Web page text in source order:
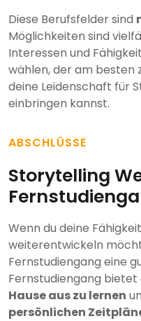
Diese Berufsfelder sind
Möglichkeiten sind
Interessen und
wählen, der am besten
deine Leidenschaft für
einbringen kannst.
ABSCHLÜSSE
Storytelling
Wenn du deine
weiterentwickeln
Fernstudiengang eine
Fernstudiengang bietet
Hause aus zu lernen
persönlichen